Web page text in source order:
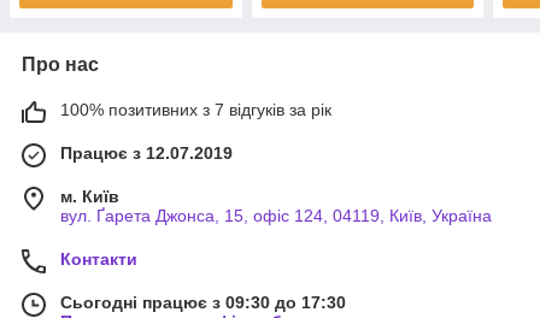
Про нас
100% позитивних з 7 відгуків за рік
Працює з 12.07.2019
м. Київ
вул. Ґарета Джонса, 15, офіс 124, 04119, Київ, Україна
Контакти
Сьогодні працює з 09:30 до 17:30